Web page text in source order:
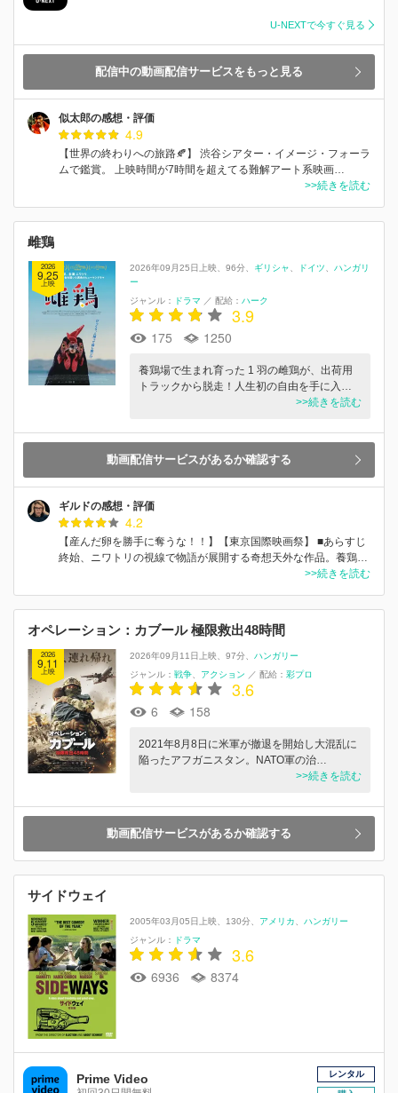
U-NEXTで今すぐ見る
配信中の動画配信サービスをもっと見る
似太郎の感想・評価
4.9
【世界の終わりへの旅路🍂】 渋谷シアター・イメージ・フォーラ
ムで鑑賞。 上映時間が7時間を超えてる難解アート系映画…
>>続きを読む
雌鶏
2026
9.25
上映
2026年09月25日上映 96分 ギリシャ ドイツ
ハンガリ
ー
ジャンル：
ドラマ ／ 配給： ハーク
3.9
175 1250
養鶏場で生まれ育った 1 羽の雌鶏が、出荷用
トラックから脱走！人生初の自由を手に入…
>>続きを読む
動画配信サービスがあるか確認する
ギルドの感想・評価
4.2
【産んだ卵を勝手に奪うな！！】【東京国際映画祭】 ■あらすじ
終始、ニワトリの視線で物語が展開する奇想天外な作品。養鶏…
>>続きを読む
オペレーション：カブール 極限救出48時間
2026
9.11
上映
2026年09月11日上映 97分
ハンガリー
ジャンル： 戦争 アクション ／ 配給： 彩プロ
3.6
6 158
2021年8月8日に米軍が撤退を開始し大混乱に
陥ったアフガニスタン。NATO軍の治…
>>続きを読む
動画配信サービスがあるか確認する
サイドウェイ
2005年03月05日上映 130分 アメリカ
ハンガリー
ジャンル：
ドラマ
3.6
6936 8374
Prime Video レンタル